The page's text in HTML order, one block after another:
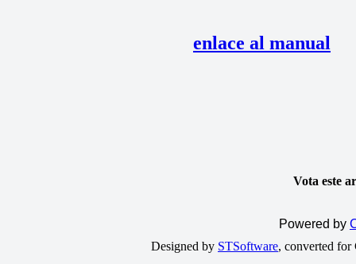
enlace al manual
Vota este
Powered by
Designed by STSoftware, converted